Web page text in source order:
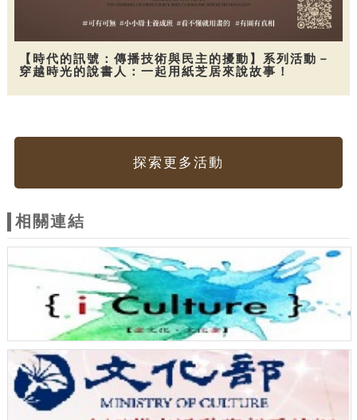
【時代的訊號：傳播技術與民主的擾動】系列活動－
穿越時光的說書人：一起用紙芝居來說故事！
探索更多活動
相關連結